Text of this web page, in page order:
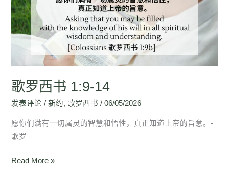
歌罗西书 1:9-14
发表评论 /新约,歌罗西书 /06/05/2026
愿你们满有一切属灵的智慧和悟性，真正知道上帝的旨意。-
歌罗
书
1:9-
14
Read More »